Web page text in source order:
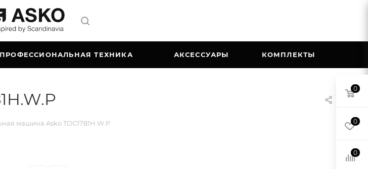
ПРОФЕССИОНАЛЬНАЯ ТЕХНИКА АКСЕССУАРЫ КОМПЛЕКТЫ
машина Asko TDC1781H.W.P
0
0
0